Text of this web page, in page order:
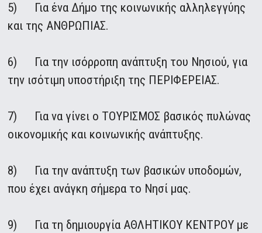
5) Για ένα Δήμο της κοινωνικής αλληλεγγύης
και της ΑΝΘΡΩΠΙΑΣ.
6) Για την ισόρροπη ανάπτυξη του Νησιού, για
την ισότιμη υποστήριξη της ΠΕΡΙΦΕΡΕΙΑΣ.
7) Για να γίνει ο ΤΟΥΡΙΣΜΟΣ βασικός πυλώνας
οικονομικής και κοινωνικής ανάπτυξης.
8) Για την ανάπτυξη των βασικών υποδομών,
που έχει ανάγκη σήμερα το Νησί μας.
9) Για τη δημιουργία ΑΘΛΗΤΙΚΟΥ ΚΕΝΤΡΟΥ με